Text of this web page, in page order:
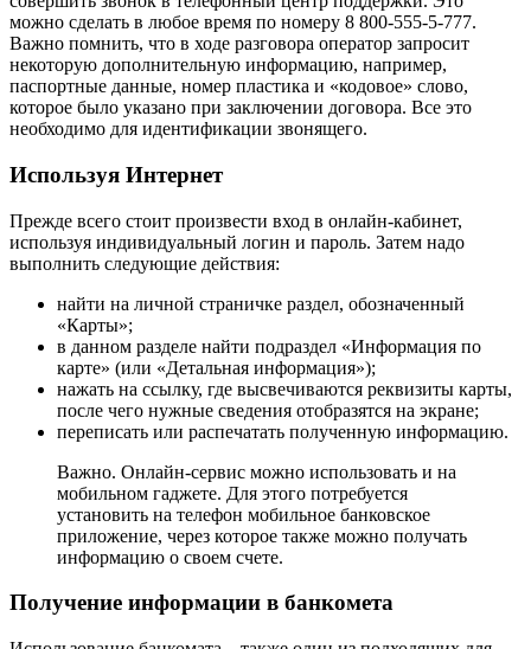
можно сделать в любое время по номеру 8 800-555-5-777.
Важно помнить, что в ходе разговора оператор запросит
некоторую дополнительную информацию, например,
паспортные данные, номер пластика и «кодовое» слово,
которое было указано при заключении договора. Все это
необходимо для идентификации звонящего.
Используя Интернет
Прежде всего стоит произвести вход в онлайн-кабинет,
используя индивидуальный логин и пароль. Затем надо
выполнить следующие действия:
найти на личной страничке раздел, обозначенный
«Карты»;
в данном разделе найти подраздел «Информация по
карте» (или «Детальная информация»);
нажать на ссылку, где высвечиваются реквизиты карты,
после чего нужные сведения отобразятся на экране;
переписать или распечатать полученную информацию.
Важно. Онлайн-сервис можно использовать и на
мобильном гаджете. Для этого потребуется
установить на телефон мобильное банковское
приложение, через которое также можно получать
информацию о своем счете.
Получение информации в банкомета